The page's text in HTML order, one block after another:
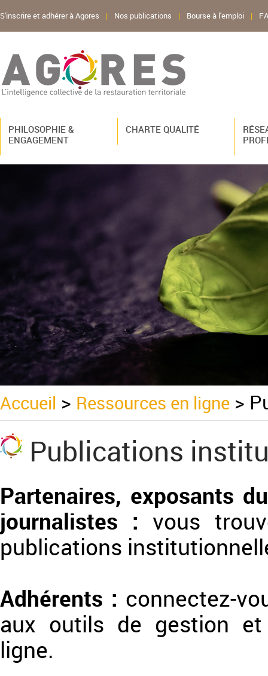
S'inscrire et adhérer à Agores | Nos publications | Bourse à l'emploi |
PHILOSOPHIE &
ENGAGEMENT
CHARTE QUALITÉ
Accueil > Ressources en ligne >
Publications
Partenaires, exposants
journalistes : vous
publications
Adhérents : connectez-
aux outils de gestion et
ligne.